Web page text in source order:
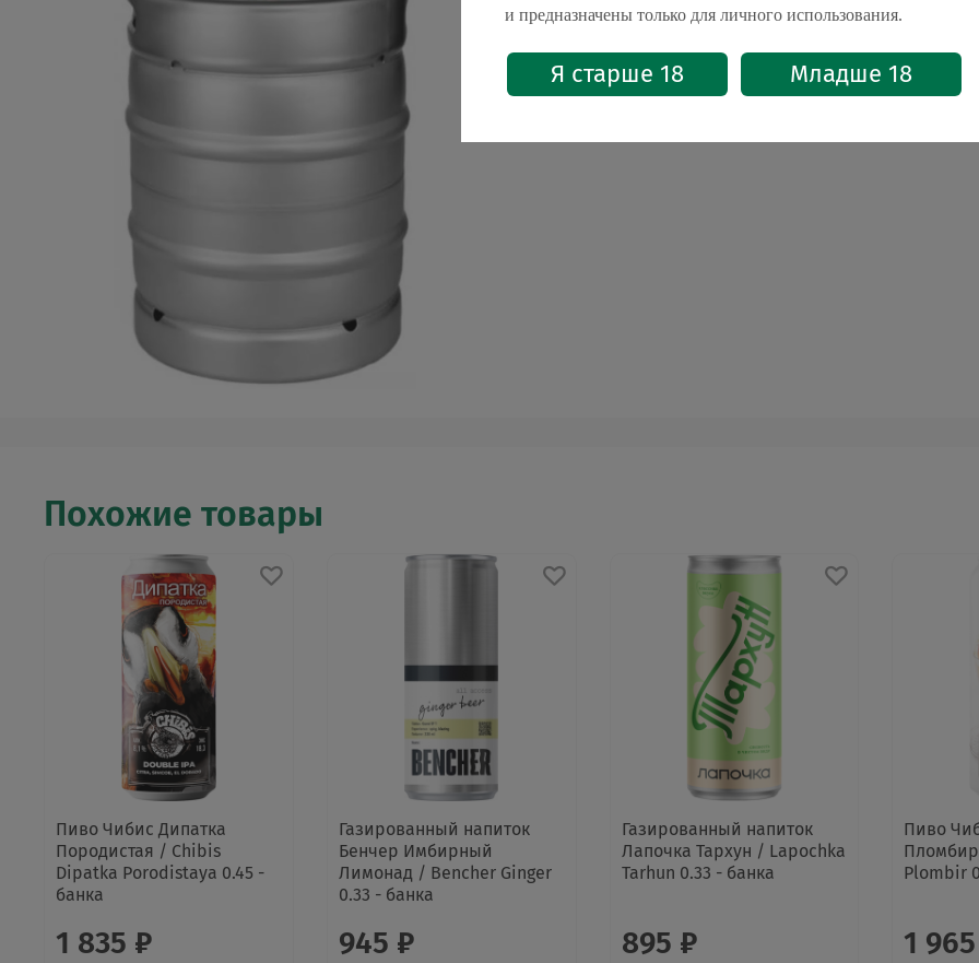
Кол-во: 1
Упаковка:
Похожие товары
Пиво Чибис Дипатка
Породистая / Chibis
Dipatka Porodistaya 0.45 -
банка
1 835 ₽
Газированный напиток
Бенчер Имбирный
Лимонад / Bencher Ginger
0.33 - банка
945 ₽
Газированный напиток
Лапочка Тархун / Lapochka
Tarhun 0.33 - банка
895 ₽
Пиво
Plombir
1
и предназначены только для личного использования.
Я старше 18 Младше 18